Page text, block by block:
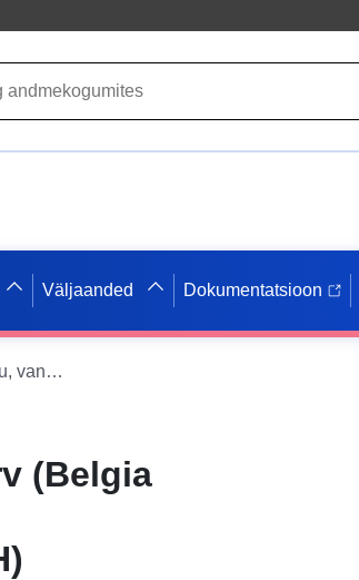
Väljaanded Dokumentatsioon
2021. aasta rahvaloendus – rahvaarv (Belgia kokku) vastavalt: Sugu, vanus (M), kodakondsusriik (L) ja sünnikoht (H)
(Belgia